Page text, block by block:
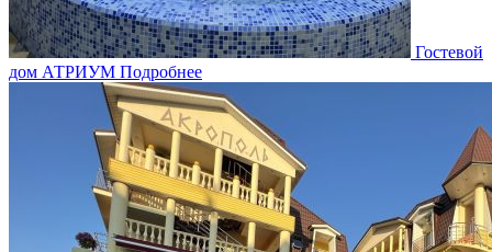
Гостевой
дом АТРИУМ Подробнее